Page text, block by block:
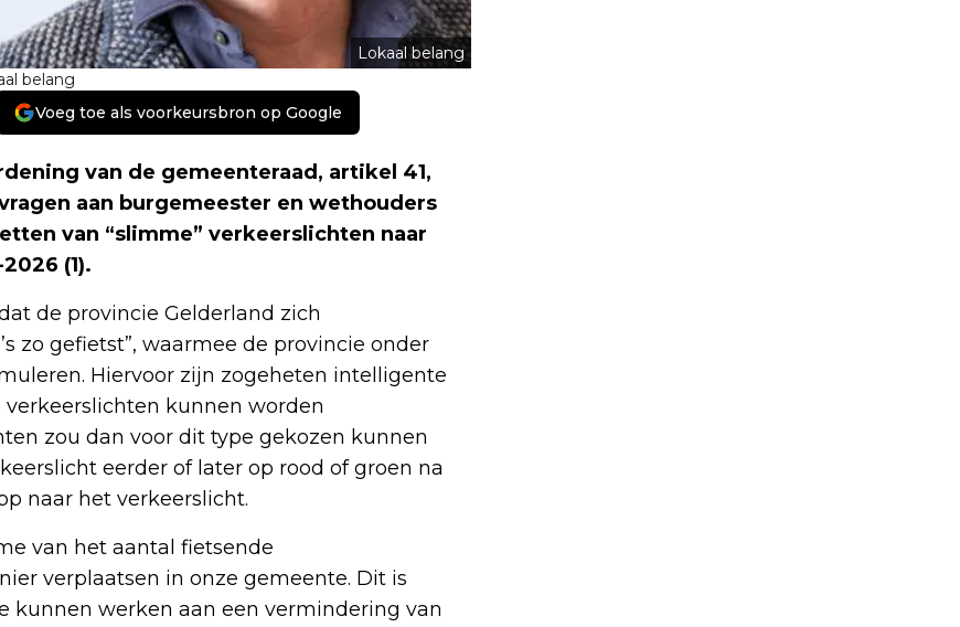
Lokaal belang
belang
Voeg toe als voorkeursbron op Google
van de gemeenteraad, artikel 41,
aan burgemeester en wethouders
van “slimme” verkeerslichten naar
(1).
de provincie Gelderland zich
zo gefietst”, waarmee de provincie onder
Hiervoor zijn zogeheten intelligente
verkeerslichten kunnen worden
zou dan voor dit type gekozen kunnen
eerder of later op rood of groen na
naar het verkeerslicht.
van het aantal fietsende
verplaatsen in onze gemeente. Dit is
kunnen werken aan een vermindering van